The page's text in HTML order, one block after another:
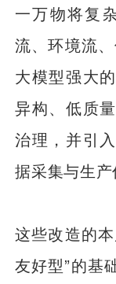
一万物将复
流、环境流
大模型强大
异构、低质
治理，并引
据采集与生产
这些改造的
友好型”的基